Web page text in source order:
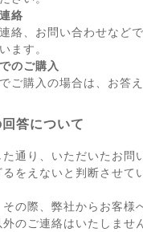
絡
絡、お問い合わせなど
ます。
のご購入
ご購入の場合は、お答
答について
通り、いただいたお問
をえないと判断させて
の際、弊社からお客様
のご連絡はいたしませ